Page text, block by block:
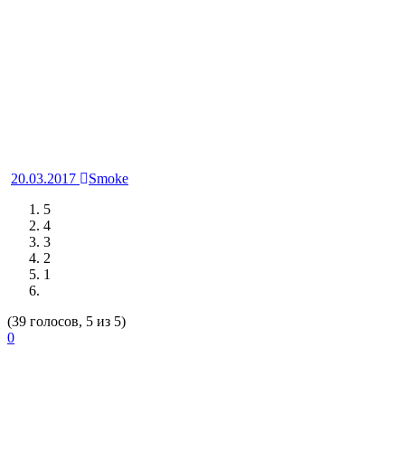
20.03.2017
Smoke
5
4
3
2
1
(39 голосов, 5 из 5)
0